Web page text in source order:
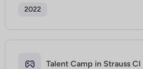
2022
Talent Camp in Strauss